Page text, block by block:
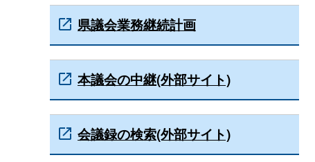
県議会業務継続計画
本議会の中継(外部サイト)
会議録の検索(外部サイト)